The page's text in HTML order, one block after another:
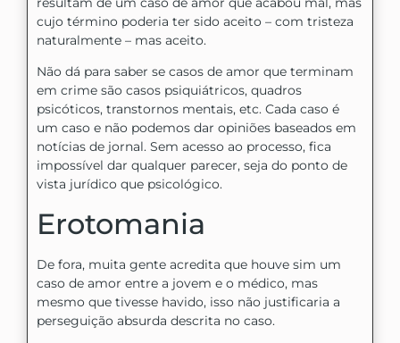
cujo término poderia ter sido aceito – com tristeza
naturalmente – mas aceito.
Não dá para saber se casos de amor que terminam
em crime são casos psiquiátricos, quadros
psicóticos, transtornos mentais, etc. Cada caso é
um caso e não podemos dar opiniões baseados em
notícias de jornal. Sem acesso ao processo, fica
impossível dar qualquer parecer, seja do ponto de
vista jurídico que psicológico.
Erotomania
De fora, muita gente acredita que houve sim um
caso de amor entre a jovem e o médico, mas
mesmo que tivesse havido, isso não justificaria a
perseguição absurda descrita no caso.